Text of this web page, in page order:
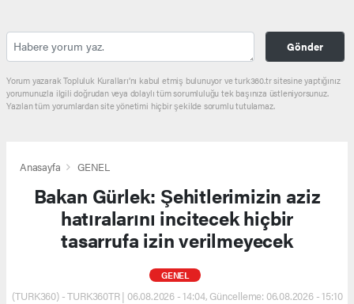
Gönder
Yorum yazarak Topluluk Kuralları’nı kabul etmiş bulunuyor ve turk360.tr sitesine yaptığınız
yorumunuzla ilgili doğrudan veya dolaylı tüm sorumluluğu tek başınıza üstleniyorsunuz.
Yazılan tüm yorumlardan site yönetimi hiçbir şekilde sorumlu tutulamaz.
Anasayfa GENEL
Bakan Gürlek: Şehitlerimizin aziz
hatıralarını incitecek hiçbir
tasarrufa izin verilmeyecek
GENEL
(TURK360) - TURK360TR | 06.08.2026 - 14:04, Güncelleme: 06.08.2026 - 15:10